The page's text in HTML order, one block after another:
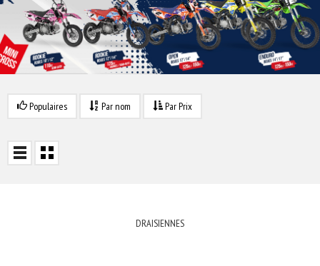
Populaires Par nom Par Prix
DRAISIENNES